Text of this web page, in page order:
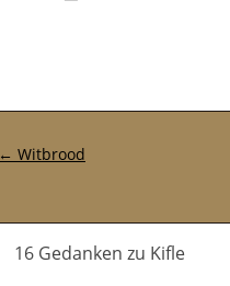
Post-Navigation
← Witbrood
16 Gedanken zu Kifle